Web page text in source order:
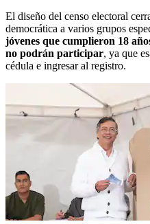
El diseño del censo electoral
democrática a varios grupos
jóvenes que cumplieron 18
no podrán participar, ya que
cédula e ingresar al registro.